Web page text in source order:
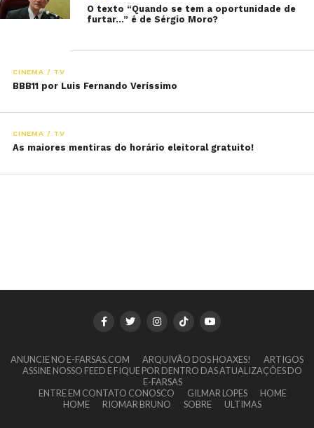
O texto “Quando se tem a oportunidade de
furtar…” é de Sérgio Moro?
CINEMA / TV
BBB11 por Luis Fernando Veríssimo
CINEMA / TV
As maiores mentiras do horário eleitoral gratuito!
ANUNCIE NO E-FARSAS.COM ARQUIVÃO DOS HOAXES!
ARTIGOS
ASSINE NOSSO FEED E FIQUE POR DENTRO DAS ATUALIZAÇÕES DO
E-FARSAS
ENTRE EM CONTATO CONOSCO
GILMAR LOPES
HOME
HOME
RIOMAR BRUNO SOBRE ULTIMAS